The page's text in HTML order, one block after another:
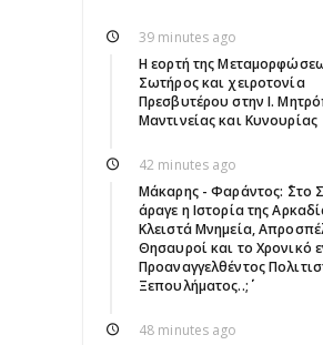
39 minutes ago
Η εορτή της
Σωτήρος και χειροτονία
Πρεσβυτέρου στην Ι.
Μαντινείας και Κυνουρίας
42 minutes ago
Μάκαρης - Φαράντος: ΄΄Στο
άραγε η Ιστορία της
Κλειστά Μνημεία,
Θησαυροί και το Χρονικό
Προαναγγελθέντος
Ξεπουλήματος..;΄΄
48 minutes ago